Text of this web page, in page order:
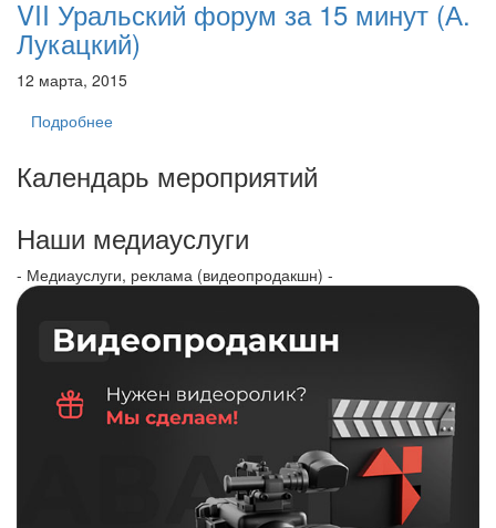
VII Уральский форум за 15 минут (А.
Лукацкий)
12 марта, 2015
Подробнее
Календарь мероприятий
Наши медиауслуги
- Медиауслуги, реклама (видеопродакшн) -